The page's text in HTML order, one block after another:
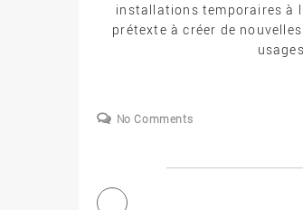
installations temporaires à
prétexte à créer de
No Comments